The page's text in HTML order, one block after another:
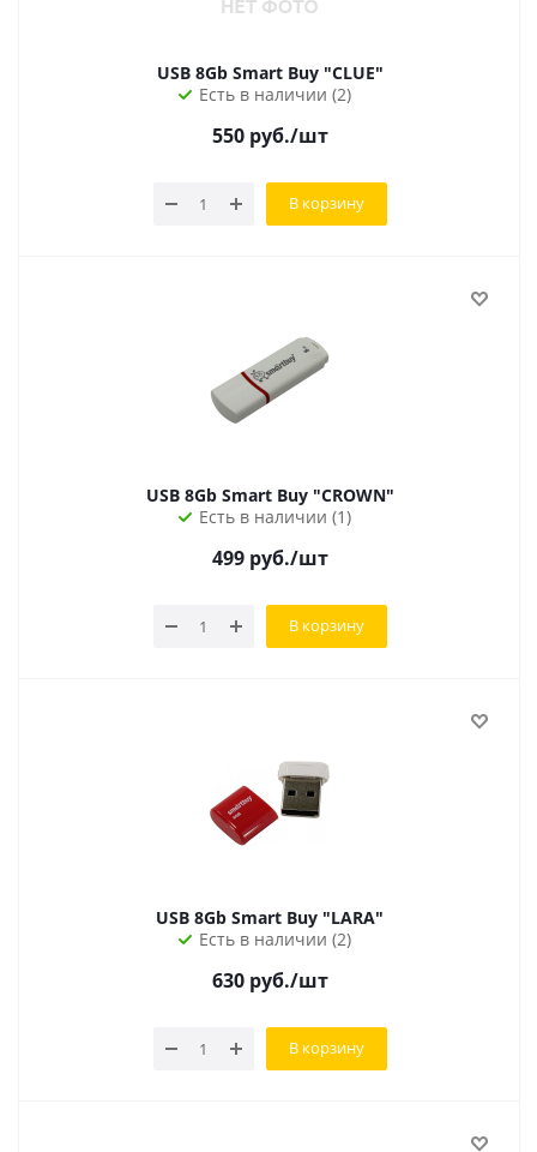
USB 8Gb Smart Buy "CLUE"
Есть в наличии (2)
550руб./шт
В корзину
USB 8Gb Smart Buy "CROWN"
Есть в наличии (1)
499руб./шт
В корзину
USB 8Gb Smart Buy "LARA"
Есть в наличии (2)
630руб./шт
В корзину